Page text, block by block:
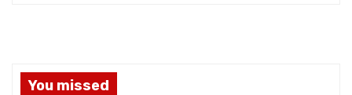
You missed